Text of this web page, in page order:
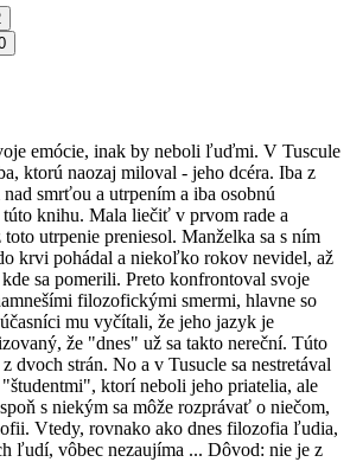
emócie, inak by neboli ľuďmi. V Tuscule
ktorú naozaj miloval - jeho dcéra. Iba z
smrťou a utrpením a iba osobnú
knihu. Mala liečiť v prvom rade a
utrpenie preniesol. Manželka sa s ním
krvi pohádal a niekoľko rokov nevidel, až
sa pomerili. Preto konfrontoval svoje
filozofickými smermi, hlavne so
mu vyčítali, že jeho jazyk je
že "dnes" už sa takto nereční. Túto
dvoch strán. No a v Tusucle sa nestretával
ktorí neboli jeho priatelia, ale
s niekým sa môže rozprávať o niečom,
Vtedy, rovnako ako dnes filozofia ľudia,
ľudí, vôbec nezaujíma ... Dôvod: nie je z